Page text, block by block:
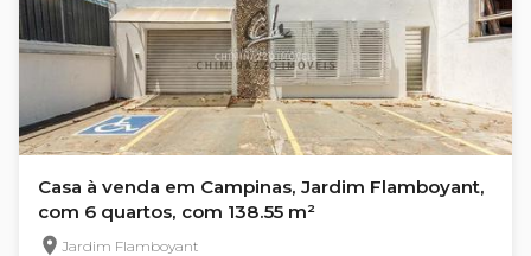
Casa à venda em Campinas, Jardim Flamboyant,
com 6 quartos, com 138.55 m²
Jardim Flamboyant